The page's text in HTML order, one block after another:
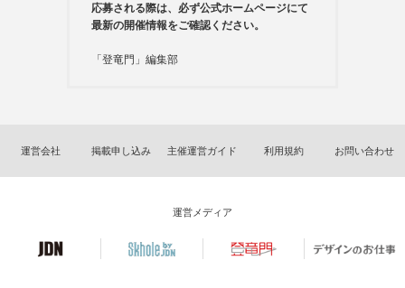
応募される際は、必ず公式ホームページにて
最新の開催情報をご確認ください。
「登竜門」編集部
運営会社 掲載申し込み 主催運営ガイド 利用規約 お問い合わせ
運営メディア